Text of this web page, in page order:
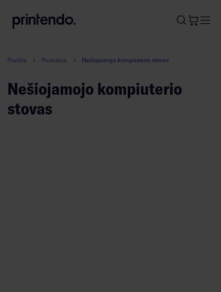
A
Pradžia Produktai Nešiojamojo kompiuterio stovas
Nešiojamojo kompiuterio
stovas